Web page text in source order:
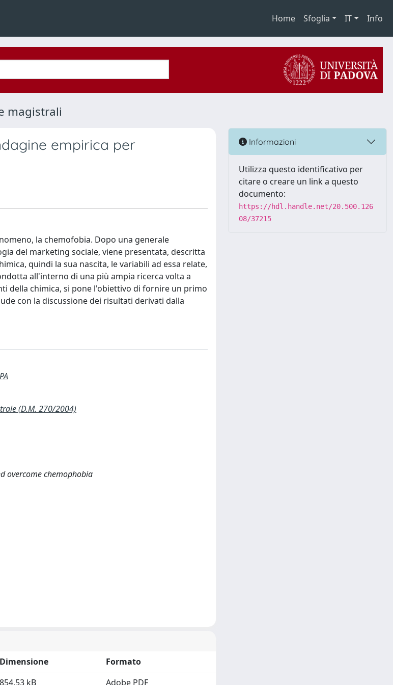
Home Sfoglia IT Info
magistrali
empirica per
la chemofobia. Dopo una generale
del marketing sociale, viene presentata, descritta
quindi la sua nascita, le variabili ad essa relate,
all'interno di una più ampia ricerca volta a
della chimica, si pone l'obiettivo di fornire un primo
con la discussione dei risultati derivati dalla
(D.M. 270/2004)
overcome chemophobia
Dimensione
Formato
854.53 kB Adobe PDF
Informazioni
Utilizza questo identificativo per
citare o creare un link a questo
documento:
https://hdl.handle.net/20.500.126
08/37215